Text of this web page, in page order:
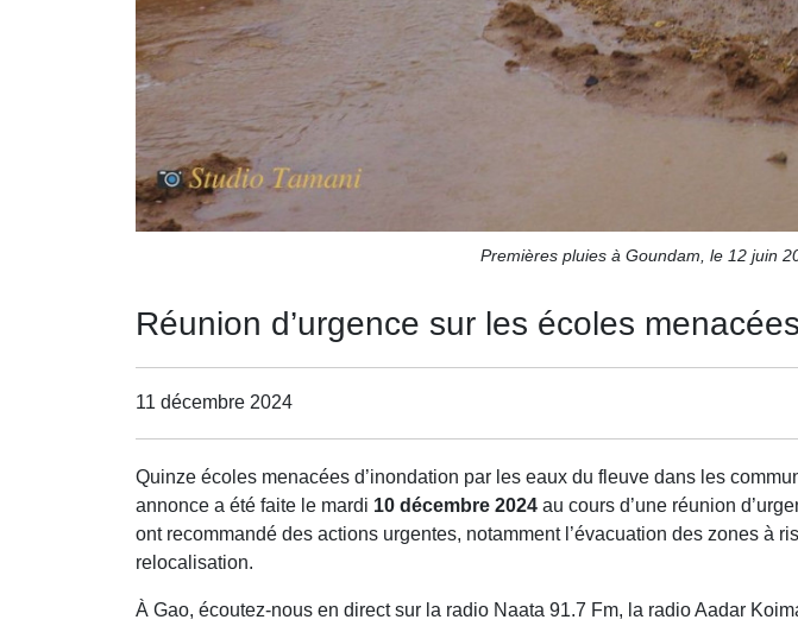
Premières pluies à Goundam, le 12 juin
Réunion d’urgence sur les écoles
11 décembre 2024
Quinze écoles menacées d’inondation par les eaux du fleuve dans les
annonce a été faite le mardi 10 décembre 2024 au cours d’une réunion
ont recommandé des actions urgentes, notamment l’évacuation des zones à
relocalisation.
À Gao, écoutez-nous en direct sur la radio Naata 91.7 Fm, la radio Aadar